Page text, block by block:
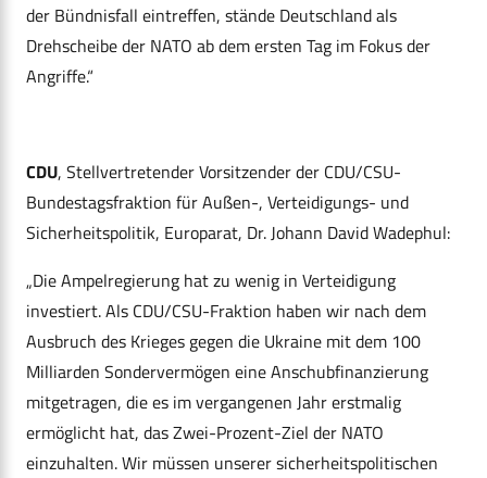
der Bündnisfall eintreffen, stände Deutschland als
Drehscheibe der NATO ab dem ersten Tag im Fokus der
Angriffe.“
CDU, Stellvertretender Vorsitzender der CDU/CSU-
Bundestagsfraktion für Außen-, Verteidigungs- und
Sicherheitspolitik, Europarat, Dr. Johann David Wadephul:
„Die Ampelregierung hat zu wenig in Verteidigung
investiert. Als CDU/CSU-Fraktion haben wir nach dem
Ausbruch des Krieges gegen die Ukraine mit dem 100
Milliarden Sondervermögen eine Anschubfinanzierung
mitgetragen, die es im vergangenen Jahr erstmalig
ermöglicht hat, das Zwei-Prozent-Ziel der NATO
einzuhalten. Wir müssen unserer sicherheitspolitischen